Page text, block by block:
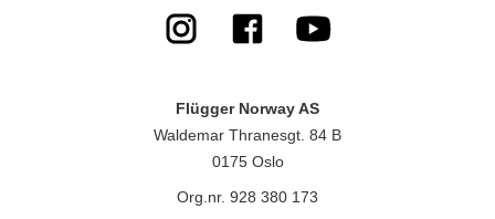
Flügger Norway AS
Waldemar Thranesgt. 84 B
0175 Oslo
Org.nr. 928 380 173